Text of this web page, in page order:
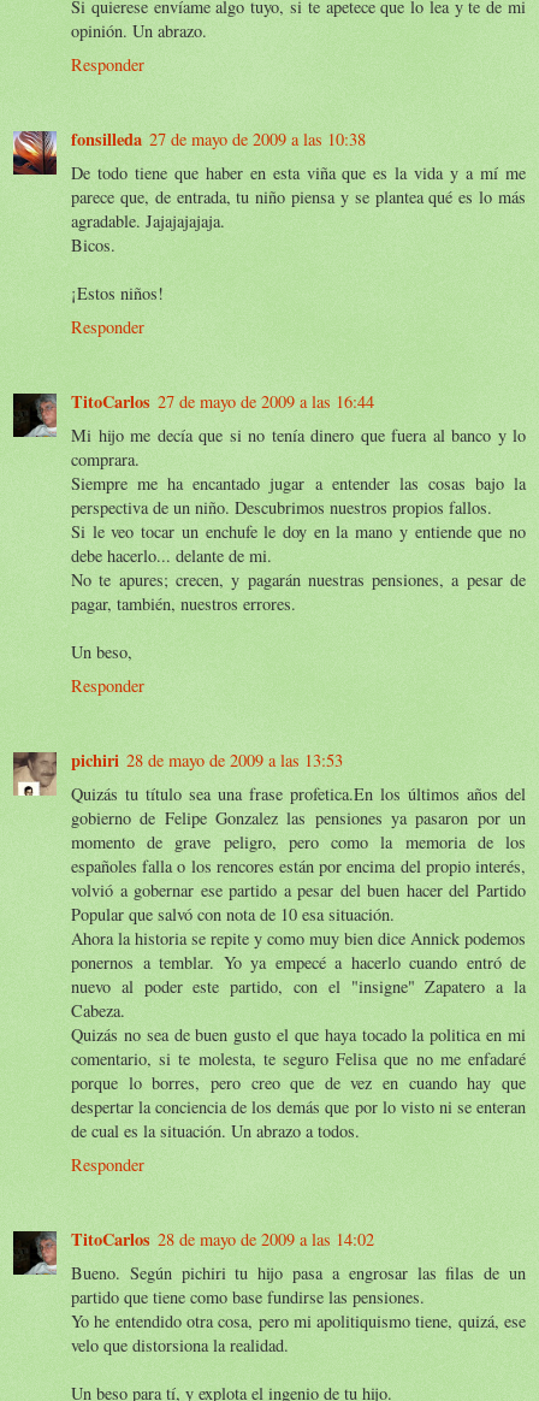
Si quierese envíame algo tuyo, si te apetece que lo lea y te de mi
opinión. Un abrazo.
Responder
fonsilleda 27 de mayo de 2009 a las 10:38
De todo tiene que haber en esta viña que es la vida y a mí me
parece que, de entrada, tu niño piensa y se plantea qué es lo más
agradable. Jajajajajaja.
Bicos.
¡Estos niños!
Responder
TitoCarlos 27 de mayo de 2009 a las 16:44
Mi hijo me decía que si no tenía dinero que fuera al banco y lo
comprara.
Siempre me ha encantado jugar a entender las cosas bajo la
perspectiva de un niño. Descubrimos nuestros propios fallos.
Si le veo tocar un enchufe le doy en la mano y entiende que no
debe hacerlo... delante de mi.
No te apures; crecen, y pagarán nuestras pensiones, a pesar de
pagar, también, nuestros errores.
Un beso,
Responder
pichiri 28 de mayo de 2009 a las 13:53
Quizás tu título sea una frase profetica.En los últimos años del
gobierno de Felipe Gonzalez las pensiones ya pasaron por un
momento de grave peligro, pero como la memoria de los
españoles falla o los rencores están por encima del propio interés,
volvió a gobernar ese partido a pesar del buen hacer del Partido
Popular que salvó con nota de 10 esa situación.
Ahora la historia se repite y como muy bien dice Annick podemos
ponernos a temblar. Yo ya empecé a hacerlo cuando entró de
nuevo al poder este partido, con el "insigne" Zapatero a la
Cabeza.
Quizás no sea de buen gusto el que haya tocado la politica en mi
comentario, si te molesta, te seguro Felisa que no me enfadaré
porque lo borres, pero creo que de vez en cuando hay que
despertar la conciencia de los demás que por lo visto ni se enteran
de cual es la situación. Un abrazo a todos.
Responder
TitoCarlos 28 de mayo de 2009 a las 14:02
Bueno. Según pichiri tu hijo pasa a engrosar las filas de un
partido que tiene como base fundirse las pensiones.
Yo he entendido otra cosa, pero mi apolitiquismo tiene, quizá, ese
velo que distorsiona la realidad.
Un beso para tí, y explota el ingenio de tu hijo.